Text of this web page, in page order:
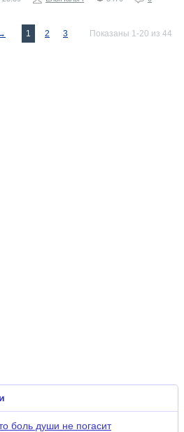
1 2 3 Показаны 1-20 из 44
боль души не погасит